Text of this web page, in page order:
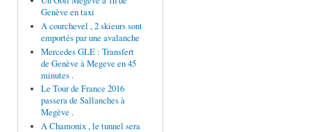
Genève en taxi
A courchevel , 2 skieurs sont
emportés par une avalanche
Mercedes GLE : Transfert
de Genève à Megeve en 45
minutes .
Le Tour de France 2016
passera de Sallanches à
Megève .
A Chamonix , le tunnel sera